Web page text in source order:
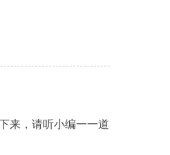
来，请听小编一一道